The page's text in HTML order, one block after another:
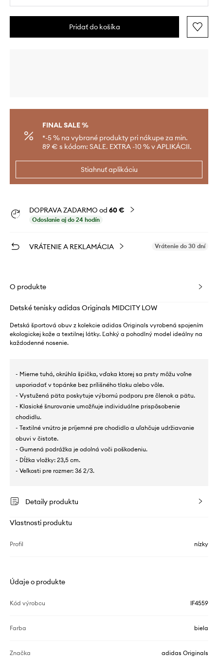
Pridať do košíka
FINAL SALE %
*-5 % na vybrané produkty pri nákupe za min.
89 € s kódom: SALE. EXTRA -10 % v APLIKÁCII.
Stiahnuť aplikáciu
DOPRAVA ZADARMO od 60 €
Odoslanie aj do 24 hodín
VRÁTENIE A REKLAMÁCIA Vrátenie do 30 dní
O produkte
Detské tenisky adidas Originals MIDCITY LOW
Detská športová obuv z kolekcie adidas Originals vyrobená spojením
ekologickej kože a textilnej látky. Ľahký a pohodlný model ideálny na
každodenné nosenie.
- Mierne tuhá, okrúhla špička, vďaka ktorej sa prsty môžu voľne
usporiadať v topánke bez prílišného tlaku alebo vôle.
- Vystužená päta poskytuje výbornú podporu pre členok a pätu.
- Klasické šnurovanie umožňuje individuálne prispôsobenie
chodidlu.
- Textilné vnútro je príjemné pre chodidlo a uľahčuje udržiavanie
obuvi v čistote.
- Gumená podrážka je odolná voči poškodeniu.
- Dĺžka vložky: 23,5 cm.
- Veľkosti pre rozmer: 36 2/3.
Detaily produktu
Vlastnosti produktu
Profil nízky
Údaje o produkte
Kód výrobcu IF4559
Farba biela
Značka adidas Originals